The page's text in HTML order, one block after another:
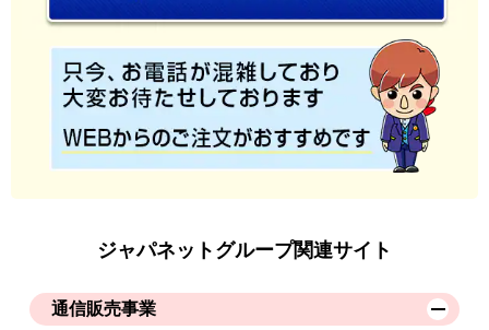
ジャパネットグループ関連サイト
通信販売事業